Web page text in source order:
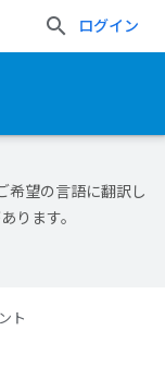
ログイン
希望の言語に翻訳し
ります。
ト